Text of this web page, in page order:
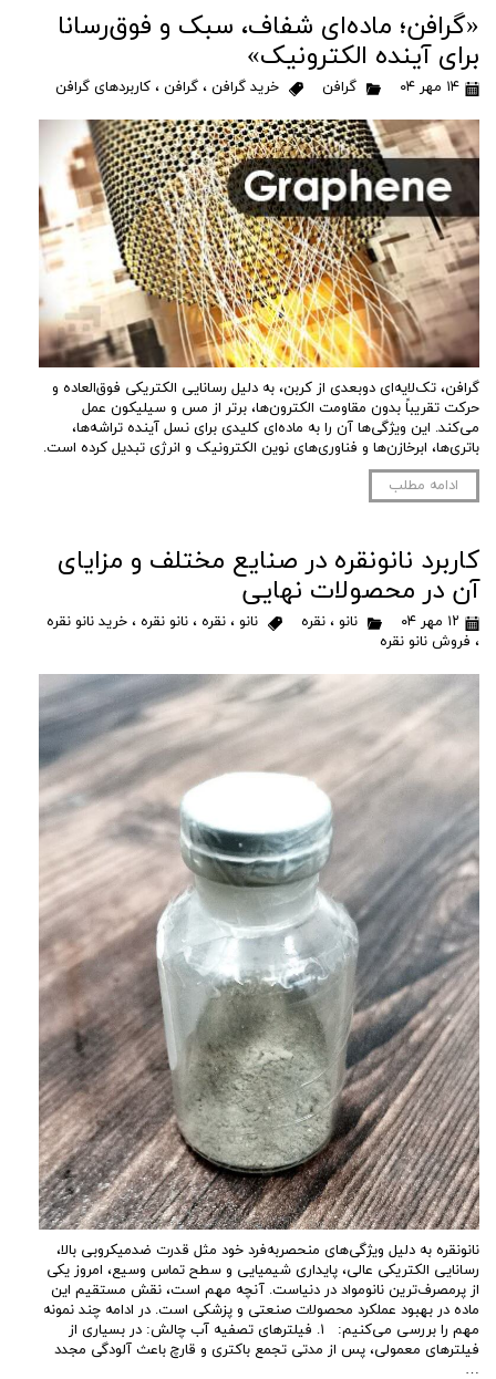
«گرافن؛ ماده‌ای شفاف، سبک و فوق‌رسانا
برای آینده الکترونیک»
۱۴ مهر ۰۴ گرافن خرید گرافن ، گرافن ، کاربردهای گرافن
گرافن، تک‌لایه‌ای دوبعدی از کربن، به دلیل رسانایی الکتریکی فوق‌العاده و
حرکت تقریباً بدون مقاومت الکترون‌ها، برتر از مس و سیلیکون عمل
می‌کند. این ویژگی‌ها آن را به ماده‌ای کلیدی برای نسل آینده تراشه‌ها،
باتری‌ها، ابرخازن‌ها و فناوری‌های نوین الکترونیک و انرژی تبدیل کرده است.
ادامه مطلب
کاربرد نانو‌نقره در صنایع مختلف و مزایای
آن در محصولات نهایی
۱۲ مهر ۰۴ نانو ، نقره نانو ، نقره ، نانو نقره ، خرید نانو نقره
، فروش نانو نقره
نانو‌نقره به دلیل ویژگی‌های منحصربه‌فرد خود مثل قدرت ضد‌میکروبی بالا،
رسانایی الکتریکی عالی، پایداری شیمیایی و سطح تماس وسیع، امروز یکی
از پرمصرف‌ترین نانومواد در دنیاست. آنچه مهم است، نقش مستقیم این
ماده در بهبود عملکرد محصولات صنعتی و پزشکی است. در ادامه چند نمونه
مهم را بررسی می‌کنیم: ۱. فیلترهای تصفیه آب چالش: در بسیاری از
فیلترهای معمولی، پس از مدتی تجمع باکتری و قارچ باعث آلودگی مجدد
…